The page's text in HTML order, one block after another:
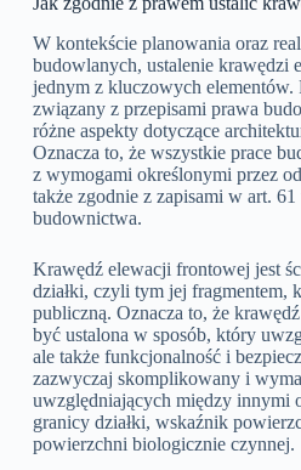
W kontekście planowania oraz
budowlanych, ustalenie krawędzi
jednym z kluczowych elementów.
związany z przepisami prawa
różne aspekty dotyczące
Oznacza to, że wszystkie prace
z wymogami określonymi przez
także zgodnie z zapisami w art.
budownictwa.
Krawędź elewacji frontowej jest
działki, czyli tym jej fragmentem,
publiczną. Oznacza to, że
być ustalona w sposób, który
ale także funkcjonalność i
zazwyczaj skomplikowany i
uwzględniających między innymi
granicy działki, wskaźnik
powierzchni biologicznie czynnej.